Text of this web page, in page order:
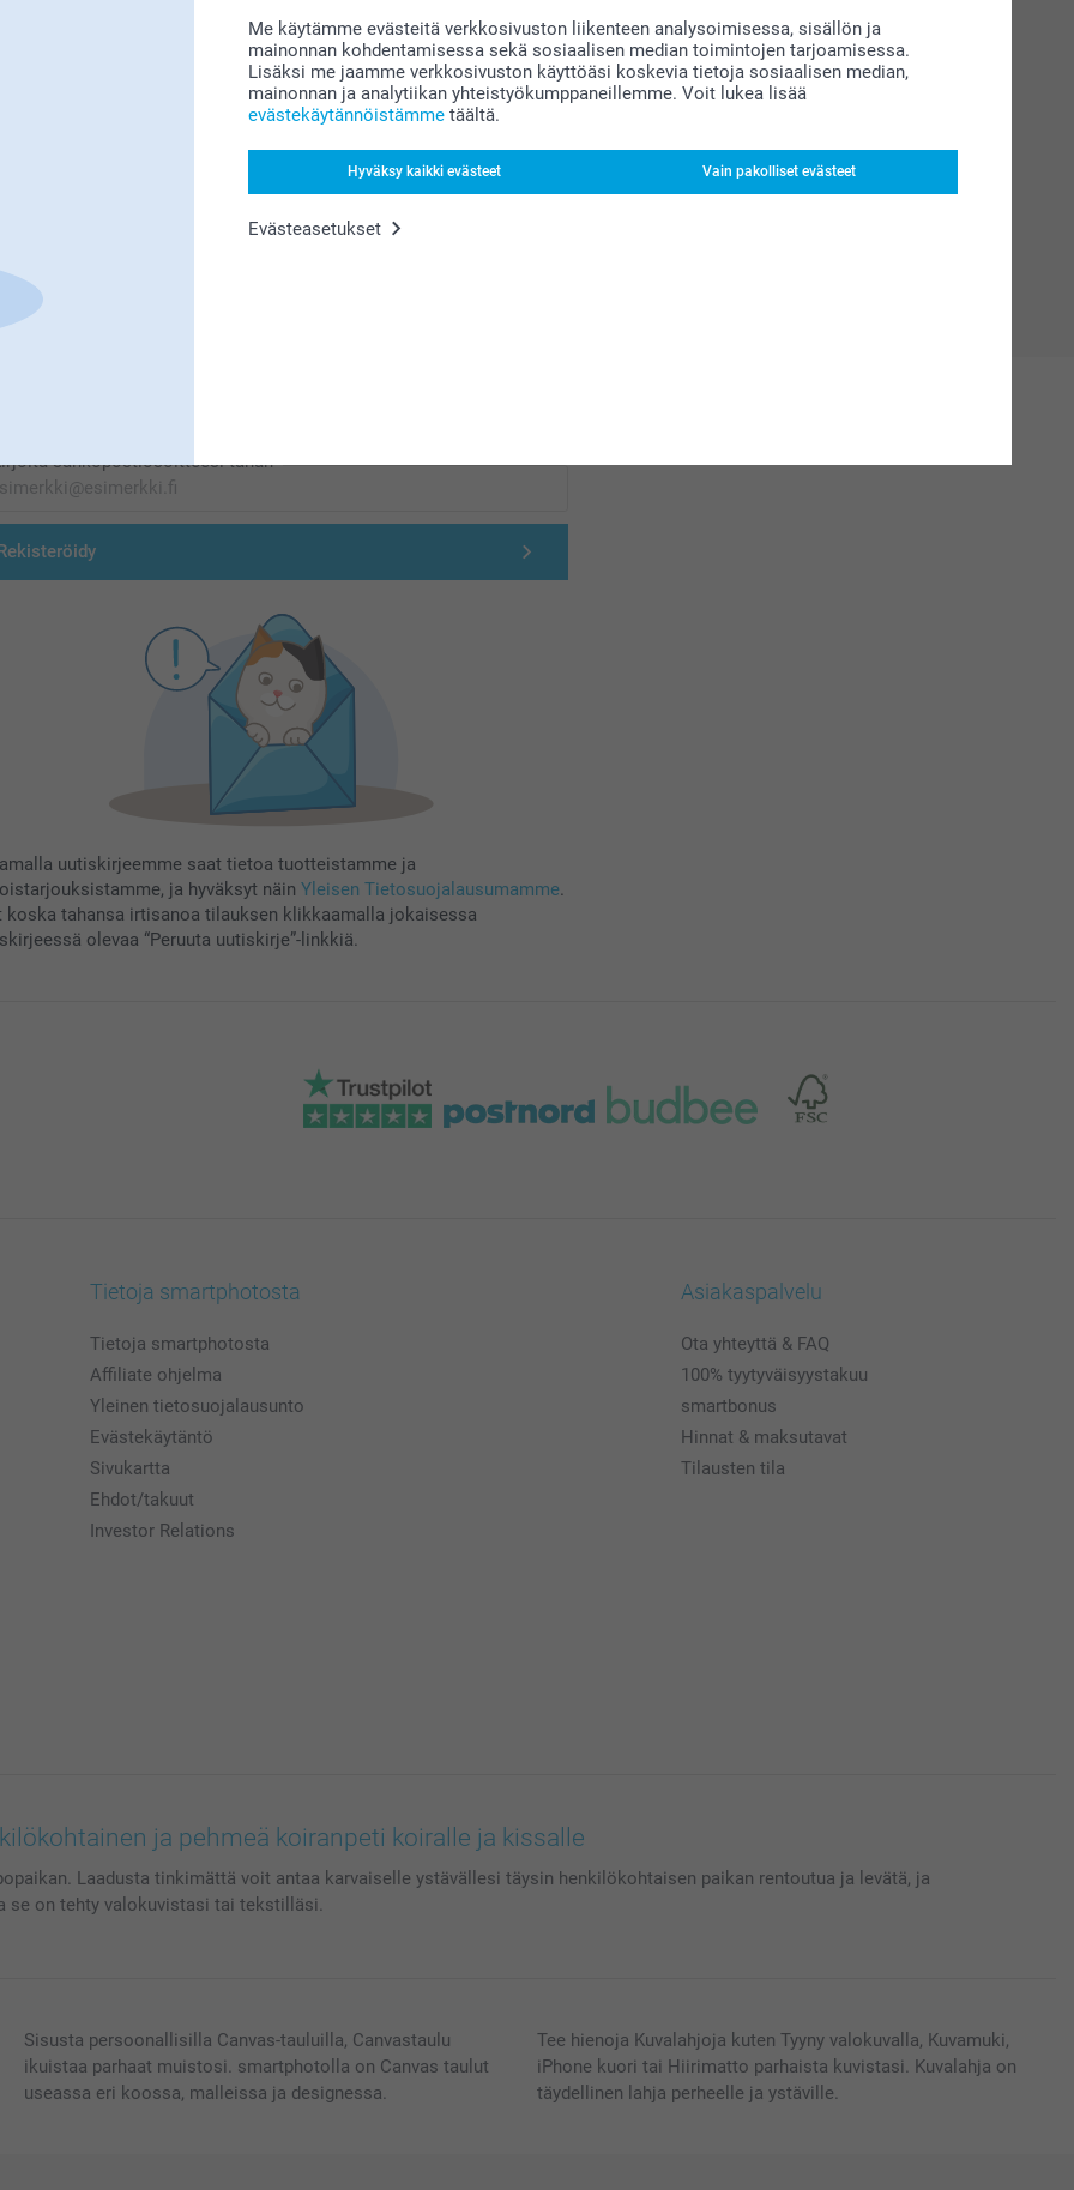
Me käytämme evästeitä verkkosivuston liikenteen analysoimisessa, sisällön ja
mainonnan kohdentamisessa sekä sosiaalisen median toimintojen tarjoamisessa.
Lisäksi me jaamme verkkosivuston käyttöäsi koskevia tietoja sosiaalisen median,
mainonnan ja analytiikan yhteistyökumppaneillemme. Voit lukea lisää
evästekäytännöistämme täältä.
Hyväksy kaikki evästeet Vain pakolliset evästeet
Evästeasetukset
Etsitkö inspiraatiota?
sähköpostiosoitteesi tähän
uutiskirjeemme saat tietoa tuotteistamme ja
ja hyväksyt näin Yleisen Tietosuojalausumamme.
koska tahansa irtisanoa tilauksen klikkaamalla jokaisessa
olevaa “Peruuta uutiskirje”-linkkiä.
Tietoja smartphotosta
Tietoja smartphotosta
Affiliate ohjelma
Yleinen tietosuojalausunto
Evästekäytäntö
Sivukartta
Ehdot/takuut
Investor Relations
Asiakaspalvelu
Ota yhteyttä & FAQ
100% tyytyväisyystakuu
smartbonus
Hinnat & maksutavat
Tilausten tila
ja pehmeä koiranpeti koiralle ja kissalle
Laadusta tinkimättä voit antaa karvaiselle ystävällesi täysin henkilökohtaisen paikan rentoutua ja levätä, ja
on tehty valokuvistasi tai tekstilläsi.
Sisusta persoonallisilla Canvas-tauluilla, Canvastaulu
ikuistaa parhaat muistosi. smartphotolla on Canvas taulut
useassa eri koossa, malleissa ja designessa.
Tee hienoja Kuvalahjoja kuten Tyyny valokuvalla, Kuvamuki,
iPhone kuori tai Hiirimatto parhaista kuvistasi. Kuvalahja on
täydellinen lahja perheelle ja ystäville.